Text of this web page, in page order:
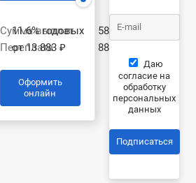
11.6% годовых
от 13 883 ₽
Сумма выплат
583 524 ₽
Переплата
88 524 ₽
Оформить
онлайн
Даю
согласие на
обработку
персональных
данных
Подписаться